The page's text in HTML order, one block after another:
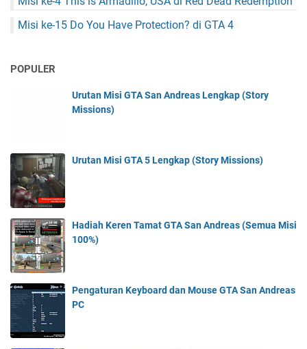
Misi ke-15 Do You Have Protection? di GTA 4
POPULER
Urutan Misi GTA San Andreas Lengkap (Story
Missions)
Urutan Misi GTA 5 Lengkap (Story Missions)
Hadiah Keren Tamat GTA San Andreas (Semua Misi
100%)
Pengaturan Keyboard dan Mouse GTA San Andreas
PC